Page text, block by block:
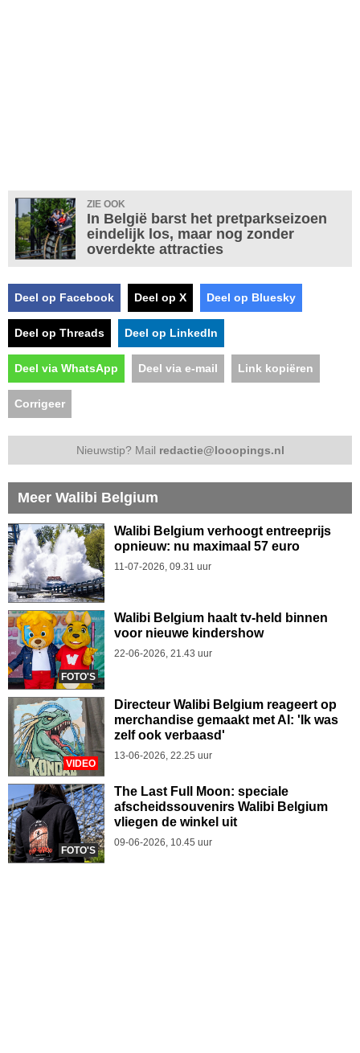
ZIE OOK
In België barst het pretparkseizoen
eindelijk los, maar nog zonder
overdekte attracties
Deel op Facebook Deel op X Deel op Bluesky
Deel op Threads Deel op LinkedIn
Deel via WhatsApp Deel via e-mail Link kopiëren
Corrigeer
Nieuwstip? Mail redactie@looopings.nl
Meer Walibi Belgium
Walibi Belgium verhoogt entreeprijs
opnieuw: nu maximaal 57 euro
11-07-2026, 09.31 uur
FOTO'S
Walibi Belgium haalt tv-held binnen
voor nieuwe kindershow
22-06-2026, 21.43 uur
VIDEO
Directeur Walibi Belgium reageert op
merchandise gemaakt met AI: 'Ik was
zelf ook verbaasd'
13-06-2026, 22.25 uur
FOTO'S
The Last Full Moon: speciale
afscheidssouvenirs Walibi Belgium
vliegen de winkel uit
09-06-2026, 10.45 uur